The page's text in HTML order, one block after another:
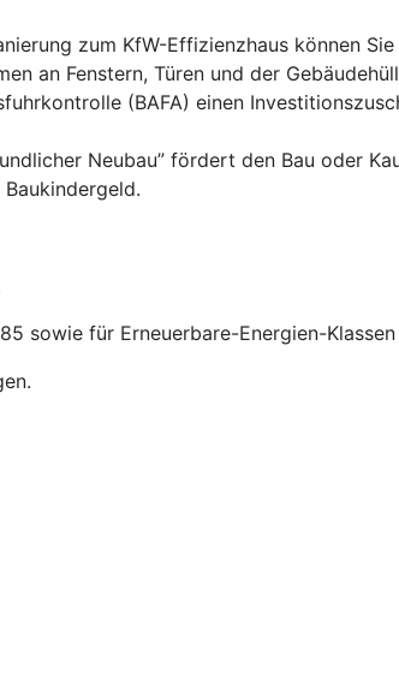
zum KfW-Effizienzhaus können
an Fenstern, Türen und der
(BAFA) einen
Neubau” fördert den Bau oder
sowie für Erneuerbare-Energien-